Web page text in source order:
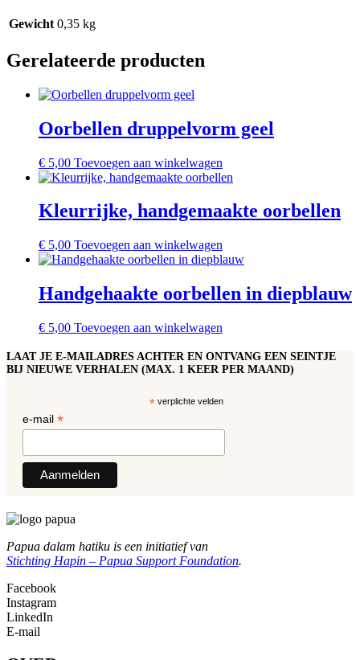
Gewicht 0,35 kg
Gerelateerde producten
Oorbellen druppelvorm geel
€ 5,00 Toevoegen aan winkelwagen
Kleurrijke, handgemaakte oorbellen
€ 5,00 Toevoegen aan winkelwagen
Handgehaakte oorbellen in diepblauw
€ 5,00 Toevoegen aan winkelwagen
LAAT JE E-MAILADRES ACHTER EN ONTVANG EEN SEINTJE
BIJ NIEUWE VERHALEN (MAX. 1 KEER PER MAAND)
*verplichte velden
e-mail *
Papua dalam hatiku is een initiatief van
Stichting Hapin – Papua Support Foundation.
Facebook
Instagram
LinkedIn
E-mail